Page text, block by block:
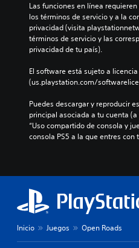
Las funciones en línea
los términos de servicio y a la
privacidad (visita
términos de servicio y las
privacidad de tu país).
El software está sujeto a
(us.playstation.com/
Puedes descargar y reproducir
principal asociada a tu cuenta
“Uso compartido de consola y
consola PS5 a la que entres con
Inicio Juegos Open Roads